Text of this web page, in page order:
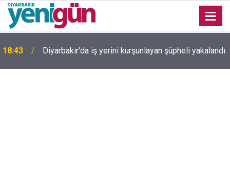
18:43
Diyarbakır'da iş yerini kurşunlayan şüpheli yakalandı
18:22
Diyarbakır TSO Başkanı Kaya'dan çerçeve yasa